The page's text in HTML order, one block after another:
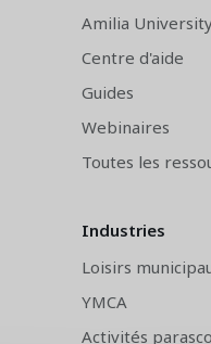
Amilia
Centre d'aide
Guides
Webinaires
Toutes les
Industries
Loisirs
YMCA
Activités